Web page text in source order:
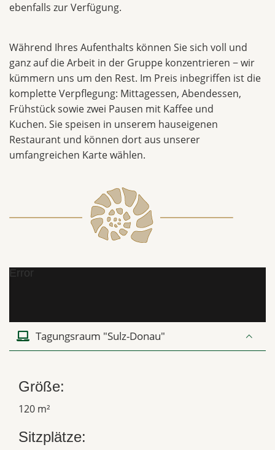
ebenfalls zur Verfügung.
Während Ihres Aufenthalts können Sie sich voll und
ganz auf die Arbeit in der Gruppe konzentrieren − wir
kümmern uns um den Rest. Im Preis inbegriffen ist die
komplette Verpflegung: Mittagessen, Abendessen,
Frühstück sowie zwei Pausen mit Kaffee und
Kuchen. Sie speisen in unserem hauseigenen
Restaurant und können dort aus unserer
umfangreichen Karte wählen.
Error
Tagungsraum "Sulz-Donau"
Größe:
120 m²
Sitzplätze: